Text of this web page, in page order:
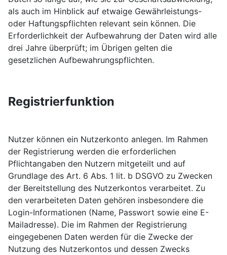
als auch im Hinblick auf etwaige Gewährleistungs-
oder Haftungspflichten relevant sein können. Die
Erforderlichkeit der Aufbewahrung der Daten wird alle
drei Jahre überprüft; im Übrigen gelten die
gesetzlichen Aufbewahrungspflichten.
Registrierfunktion
Nutzer können ein Nutzerkonto anlegen. Im Rahmen
der Registrierung werden die erforderlichen
Pflichtangaben den Nutzern mitgeteilt und auf
Grundlage des Art. 6 Abs. 1 lit. b DSGVO zu Zwecken
der Bereitstellung des Nutzerkontos verarbeitet. Zu
den verarbeiteten Daten gehören insbesondere die
Login-Informationen (Name, Passwort sowie eine E-
Mailadresse). Die im Rahmen der Registrierung
eingegebenen Daten werden für die Zwecke der
Nutzung des Nutzerkontos und dessen Zwecks